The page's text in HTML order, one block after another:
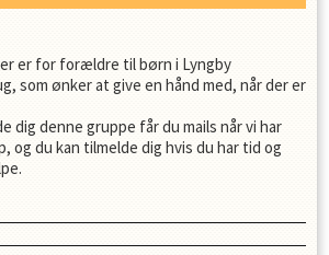
er for forældre til børn i Lyngby
som ønker at give en hånd med, når der er
dig denne gruppe får du mails når vi har
og du kan tilmelde dig hvis du har tid og